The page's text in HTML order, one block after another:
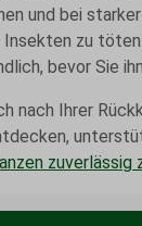
und bei
zu
bevor Sie
nach Ihrer
zuverlässig